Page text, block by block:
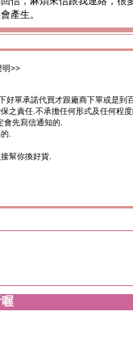
產生。
明>>
好單承諾代買才跟廠商下單或是到
之責任.不承擔任何形式及任何程度
先寫信通知的.
.
幫你換好貨.